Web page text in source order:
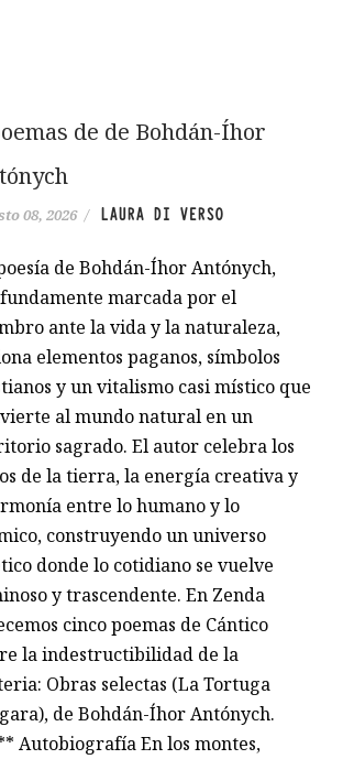
de de Bohdán-Íhor
08, 2026 / LAURA DI VERSO
de Bohdán-Íhor Antónych,
marcada por el
ante la vida y la naturaleza,
elementos paganos, símbolos
y un vitalismo casi místico que
al mundo natural en un
sagrado. El autor celebra los
de la tierra, la energía creativa y
entre lo humano y lo
construyendo un universo
donde lo cotidiano se vuelve
y trascendente. En Zenda
cinco poemas de Cántico
la indestructibilidad de la
Obras selectas (La Tortuga
de Bohdán-Íhor Antónych.
Autobiografía En los montes,